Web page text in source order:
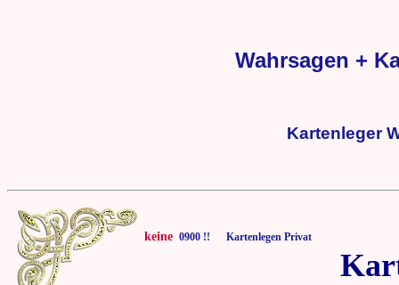
Wahrsagen +
Kartenleger
keine 0900 !! Kartenlegen Privat